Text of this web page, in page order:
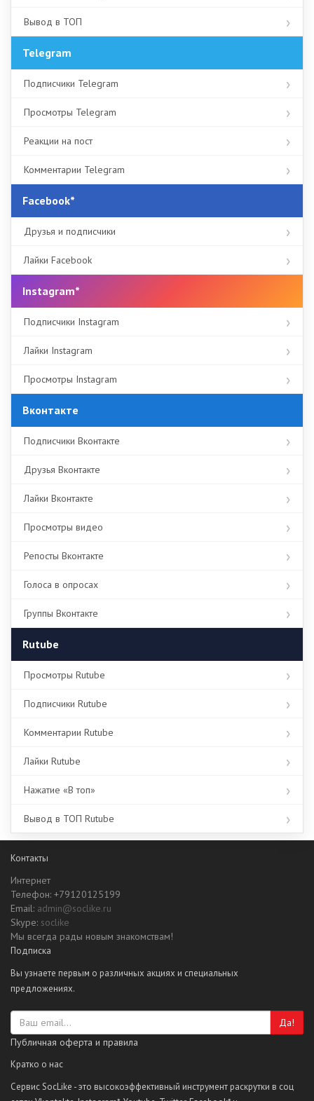
Вывод в ТОП
Telegram
Подписчики Telegram
Просмотры Telegram
Реакции на пост
Комментарии Telegram
Facebook*
Друзья и подписчики
Лайки Facebook
Instagram*
Подписчики Instagram
Лайки Instagram
Просмотры Instagram
Вконтакте
Подписчики Вконтакте
Друзья Вконтакте
Лайки Вконтакте
Просмотры видео
Репосты Вконтакте
Голоса в опросах
Группы Вконтакте
Rutube
Просмотры Rutube
Подписчики Rutube
Комментарии Rutube
Лайки Rutube
Нажатие «В топ»
Вывод в ТОП Rutube
Контакты
Интернет
Телефон: +79120125199
Email: admin@soclike.ru
Skype: soclike
Мы всегда рады новым знакомствам!
Подписка
Вы узнаете первым о различных акциях и специальных
предложениях.
Да!
Публичная оферта и правила
Кратко о нас
Сервис SocLike - это высокоэффективный инструмент раскрутки в соц